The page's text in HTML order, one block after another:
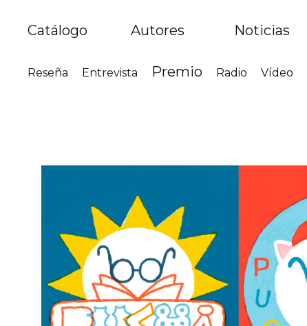
Catálogo Autores Noticias
Reseña Entrevista Premio Radio Vídeo